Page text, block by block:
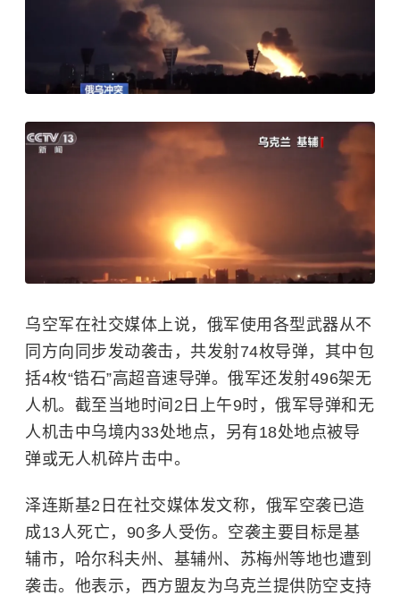
乌空军在社交媒体上说，俄军使用各型武器从不
同方向同步发动袭击，共发射74枚导弹，其中包
括4枚“锆石”高超音速导弹。俄军还发射496架无
人机。截至当地时间2日上午9时，俄军导弹和无
人机击中乌境内33处地点，另有18处地点被导
弹或无人机碎片击中。
泽连斯基2日在社交媒体发文称，俄军空袭已造
成13人死亡，90多人受伤。空袭主要目标是基
辅市，哈尔科夫州、基辅州、苏梅州等地也遭到
袭击。他表示，西方盟友为乌克兰提供防空支持